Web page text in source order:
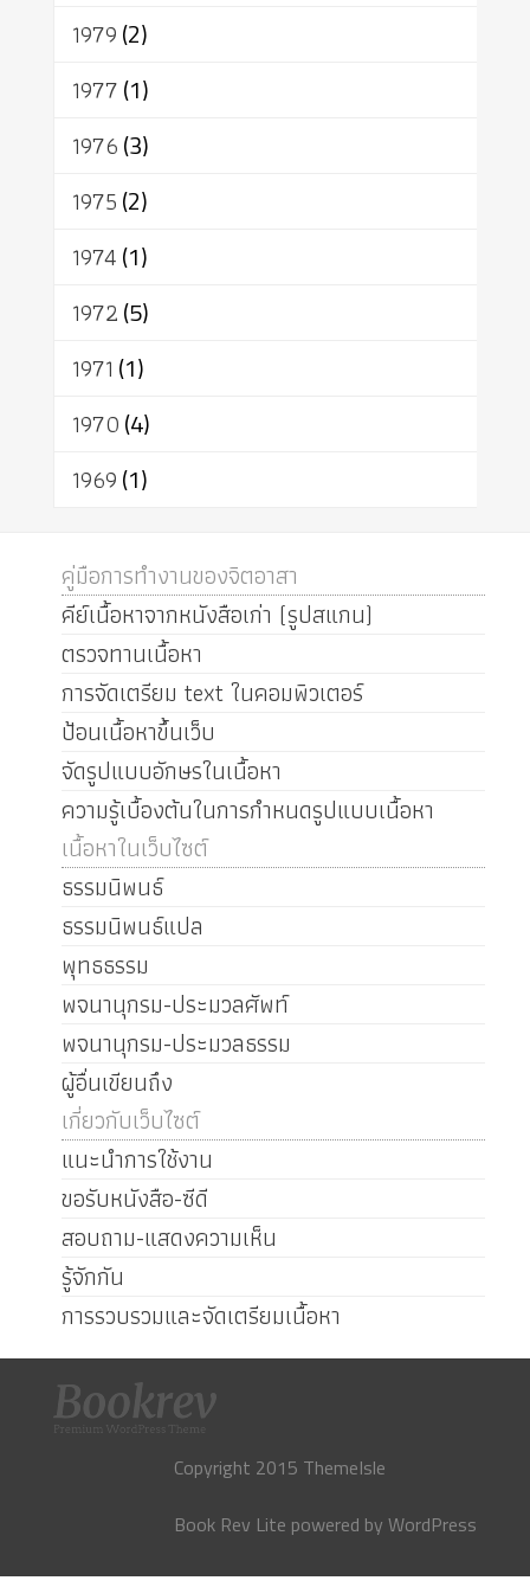
1979(2)
1977(1)
1976(3)
1975(2)
1974(1)
1972(5)
1971 (1)
1970(4)
1969(1)
คู่มือการทำงานของจิตอาสา
คีย์เนื้อหาจากหนังสือเก่า (รูปสแกน)
ตรวจทานเนื้อหา
การจัดเตรียม text ในคอมพิวเตอร์
ป้อนเนื้อหาขึ้นเว็บ
จัดรูปแบบอักษรในเนื้อหา
ความรู้เบื้องต้นในการกำหนดรูปแบบเนื้อหา
เนื้อหาในเว็บไซต์
ธรรมนิพนธ์
ธรรมนิพนธ์แปล
พุทธธรรม
พจนานุกรม-ประมวลศัพท์
พจนานุกรม-ประมวลธรรม
ผู้อื่นเขียนถึง
เกี่ยวกับเว็บไซต์
แนะนำการใช้งาน
ขอรับหนังสือ-ซีดี
สอบถาม-แสดงความเห็น
รู้จักกัน
การรวบรวมและจัดเตรียมเนื้อหา
Copyright 2015 ThemeIsle
Book Rev Lite powered byWordPress